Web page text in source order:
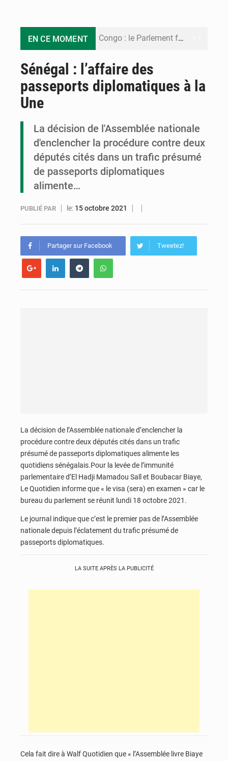
EN CE MOMENT Congo : le Parlement formule 28 recommandations sur le Cadre budgétaire 2027-2029
Congo : la Grande foire agricole pour renforcer la souveraineté alimentaire
Le Congo se dote d’un programme national pour valoriser les produits forestiers non ligneux
Sénégal : l’affaire des
passeports diplomatiques à la
Une
La décision de l'Assemblée nationale
d'enclencher la procédure contre deux
députés cités dans un trafic présumé
de passeports diplomatiques
alimente…
PUBLIÉ PAR le: 15 octobre 2021
Partager sur Facebook Tweetez!
La décision de l’Assemblée nationale d’enclencher la
procédure contre deux députés cités dans un trafic
présumé de passeports diplomatiques alimente les
quotidiens sénégalais.Pour la levée de l’immunité
parlementaire d’El Hadji Mamadou Sall et Boubacar Biaye,
Le Quotidien informe que « le visa (sera) en examen » car le
bureau du parlement se réunit lundi 18 octobre 2021.
Le journal indique que c’est le premier pas de l’Assemblée
nationale depuis l’éclatement du trafic présumé de
passeports diplomatiques.
LA SUITE APRÈS LA PUBLICITÉ
Cela fait dire à Walf Quotidien que « l’Assemblée livre Biaye